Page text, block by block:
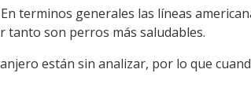
terminos generales las líneas
tanto son perros más saludables.
están sin analizar, por lo que